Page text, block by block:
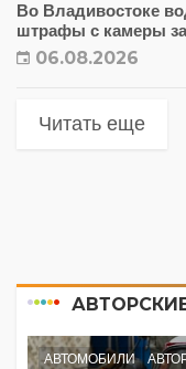
Во Владивостоке
штрафы с камеры
06.08.2026
Читать еще
АВТОМОБИЛИ